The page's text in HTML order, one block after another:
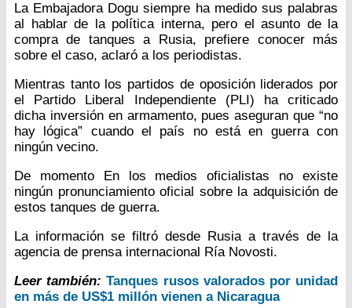
La Embajadora Dogu siempre ha medido sus palabras
al hablar de la política interna, pero el asunto de la
compra de tanques a Rusia, prefiere conocer más
sobre el caso, aclaró a los periodistas.
Mientras tanto los partidos de oposición liderados por
el Partido Liberal Independiente (PLI) ha criticado
dicha inversión en armamento, pues aseguran que “no
hay lógica” cuando el país no está en guerra con
ningún vecino.
De momento En los medios oficialistas no existe
ningún pronunciamiento oficial sobre la adquisición de
estos tanques de guerra.
La información se filtró desde Rusia a través de la
agencia de prensa internacional Ría Novosti.
Leer también: Tanques rusos valorados por unidad
en más de US$1 millón vienen a Nicaragua